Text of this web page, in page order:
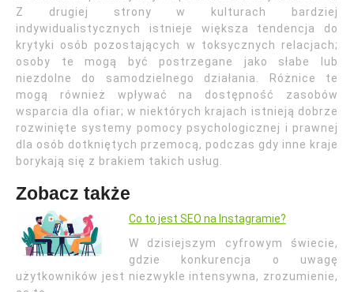
Z drugiej strony w kulturach bardziej
indywidualistycznych istnieje większa tendencja do
krytyki osób pozostających w toksycznych relacjach;
osoby te mogą być postrzegane jako słabe lub
niezdolne do samodzielnego działania. Różnice te
mogą również wpływać na dostępność zasobów
wsparcia dla ofiar; w niektórych krajach istnieją dobrze
rozwinięte systemy pomocy psychologicznej i prawnej
dla osób dotkniętych przemocą, podczas gdy inne kraje
borykają się z brakiem takich usług.
Zobacz także
Co to jest SEO na Instagramie?
W dzisiejszym cyfrowym świecie,
gdzie konkurencja o uwagę
użytkowników jest niezwykle intensywna, zrozumienie,